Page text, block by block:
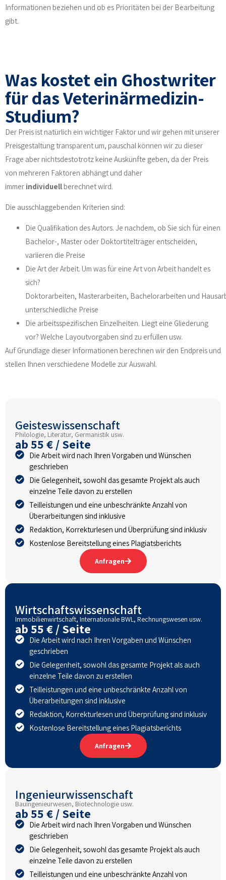
Informationen beziehen und ob es Prioritäten bei der Bearbeitung
gibt.
Was kostet ein Ghostwriter
für das Veterinärmedizin-
Studium?
Der Preis ist natürlich ein wichtiger Faktor und wir gehen mit unserer
Preisgestaltung transparent um, pauschal können wir zu dieser
Frage aber nichtsdestotrotz keine Auskünfte geben, da der Preis
von mehreren Faktoren abhängt und daher
immer individuell berechnet wird.
Die ausschlaggebenden Kriterien sind:
Die Qualifikation des Autors. Je nachdem, ob Sie sich für einen
Bachelor-, Master oder Doktortitelträger entscheiden,
variieren die Preise
Die Art der Arbeit. Um was für eine Art von Arbeit handelt es
sich?
Doktorarbeiten, Masterarbeiten, Bachelorarbeiten und
unterschiedliche Preise
Die arbeitsspezifischen Einzelheiten. Liegt eine Gliederung
vor? Welche Layoutvorgaben sind zu erfüllen usw.
Auf Grundlage dieser Informationen berechnen wir den Endpreis und
stellen Ihnen verschiedene Modelle zur Auswahl.
Geisteswissenschaft
Philologie, Literatur, Germanistik usw.
ab 55 € / Seite
Die Arbeit wird nach Ihren Vorgaben und Wünschen
geschrieben
Die Gelegenheit, sowohl das gesamte Projekt als auch
einzelne Teile davon zu erstellen
Teilleistungen und eine unbeschränkte Anzahl von
Überarbeitungen sind inklusive
Redaktion, Korrekturlesen und Überprüfung sind inklusiv
Kostenlose Bereitstellung eines Plagiatsberichts
Anfragen
Wirtschaftswissenschaft
Immobilienwirtschaft, Internationale BWL, Rechnungswesen usw.
ab 55 € / Seite
Die Arbeit wird nach Ihren Vorgaben und Wünschen
geschrieben
Die Gelegenheit, sowohl das gesamte Projekt als auch
einzelne Teile davon zu erstellen
Teilleistungen und eine unbeschränkte Anzahl von
Überarbeitungen sind inklusive
Redaktion, Korrekturlesen und Überprüfung sind inklusiv
Kostenlose Bereitstellung eines Plagiatsberichts
Anfragen
Ingenieurwissenschaft
Bauingenieurwesen, Biotechnologie usw.
ab 55 € / Seite
Die Arbeit wird nach Ihren Vorgaben und Wünschen
geschrieben
Die Gelegenheit, sowohl das gesamte Projekt als auch
einzelne Teile davon zu erstellen
Teilleistungen und eine unbeschränkte Anzahl von